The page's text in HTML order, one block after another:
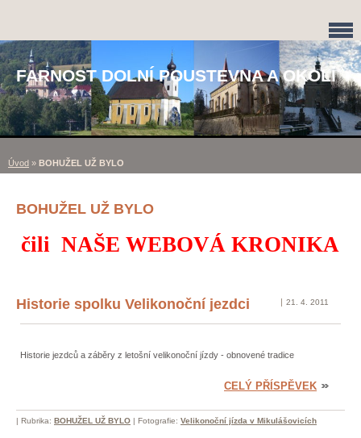
FARNOST DOLNÍ POUSTEVNA A OKOLÍ
Úvod » BOHUŽEL UŽ BYLO
BOHUŽEL UŽ BYLO
čili NAŠE WEBOVÁ KRONIKA
Historie spolku Velikonoční jezdci 21. 4. 2011
Historie jezdců a záběry z letošní velikonoční jízdy - obnovené tradice
CELÝ PŘÍSPĚVEK
| Rubrika: BOHUŽEL UŽ BYLO | Fotografie: Velikonoční jízda v Mikulášovicích